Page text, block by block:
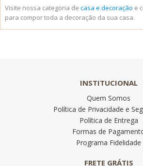
Visite nossa categoria de casa e decoração e
para compor toda a decoração da sua casa.
INSTITUCIONAL
Quem Somos
Política de Privacidade e
Política de Entrega
Formas de
Programa Fidelidade
FRETE GRÁTIS